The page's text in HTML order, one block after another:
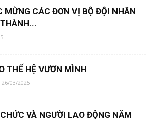
MỪNG CÁC ĐƠN VỊ BỘ ĐỘI NHÂN
THẾ HỆ VƯƠN MÌNH
26/03/2025
VÀ NGƯỜI LAO ĐỘNG NĂM